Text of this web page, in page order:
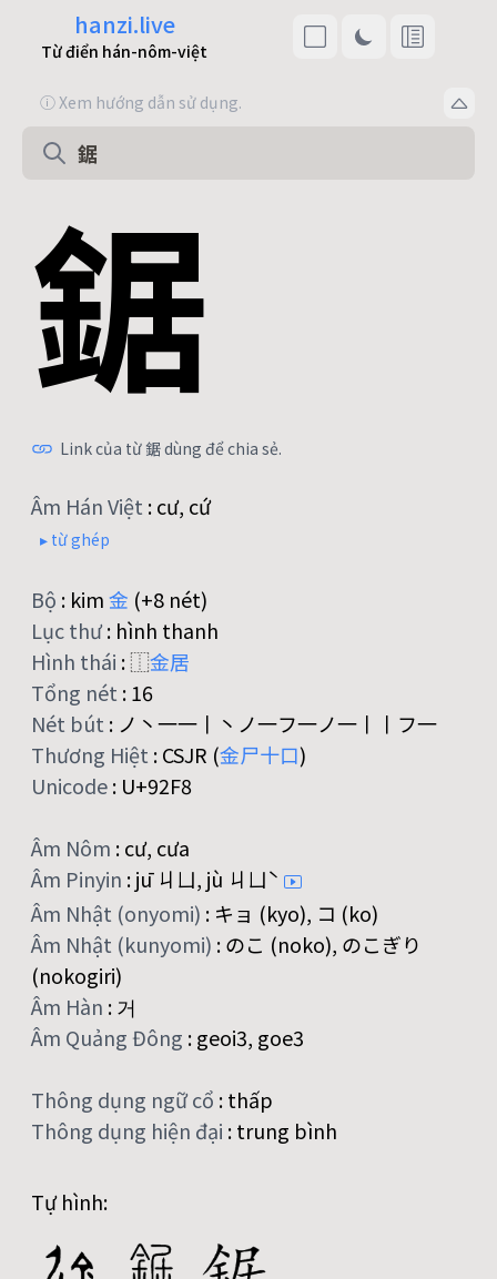
hanzi.live
Từ điển hán-nôm-việt
ⓘ Xem hướng dẫn sử dụng.
鋸
Link của từ 鋸 dùng để chia sẻ.
Âm Hán Việt :cư, cứ
▸ từ ghép
Bộ : kim金 (+8 nét)
Lục thư: hình thanh
Hình thái :⿰金居
Tổng nét :16
Nét bút : ノ丶一一丨丶ノ一フ一ノ一丨丨フ一
Thương Hiệt :CSJR (金尸十口)
Unicode: U+92F8
Âm Nôm :cư, cưa
Âm Pinyin :jū ㄐㄩ, jù ㄐㄩˋ
Âm Nhật (onyomi) : キョ (kyo), コ (ko)
Âm Nhật (kunyomi) :のこ (noko), のこぎり
(nokogiri)
Âm Hàn :거
Âm Quảng Đông :geoi3, goe3
Thông dụng ngữ cổ :thấp
Thông dụng hiện đại :trung bình
Tự hình: